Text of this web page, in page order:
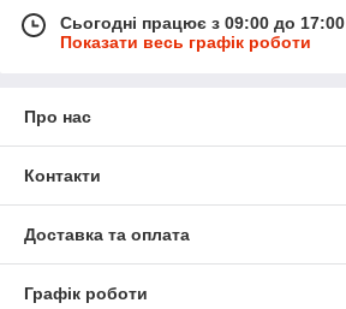
Сьогодні працює з 09:00 до 17:00
Показати весь графік роботи
Про нас
Контакти
Доставка та оплата
Графік роботи